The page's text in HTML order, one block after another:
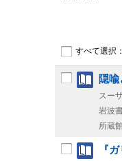
すべて選択：
隠
スー
岩波
所蔵
『